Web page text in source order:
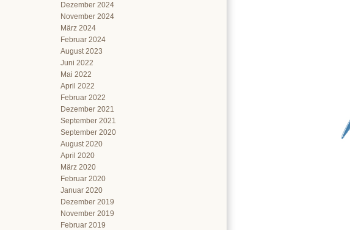
Dezember 2024
November 2024
März 2024
Februar 2024
August 2023
Juni 2022
Mai 2022
April 2022
Februar 2022
Dezember 2021
September 2021
September 2020
August 2020
April 2020
März 2020
Februar 2020
Januar 2020
Dezember 2019
November 2019
Februar 2019